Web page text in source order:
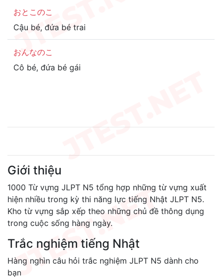
おとこのこ
Cậu bé, đứa bé trai
おんなのこ
Cô bé, đứa bé gái
Giới thiệu
1000 Từ vựng JLPT N5 tổng hợp những từ vựng xuất
hiện nhiều trong kỳ thi năng lực tiếng Nhật JLPT N5.
Kho từ vựng sắp xếp theo những chủ đề thông dụng
trong cuộc sống hàng ngày.
Trắc nghiệm tiếng Nhật
Hàng nghìn câu hỏi trắc nghiệm JLPT N5 dành cho
bạn